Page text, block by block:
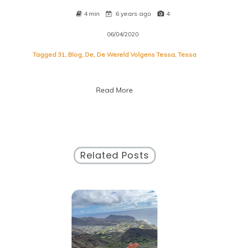
4 min 6 years ago 4
06/04/2020
Tagged 31, Blog, De, De Wereld Volgens Tessa, Tessa
Read More
Related Posts